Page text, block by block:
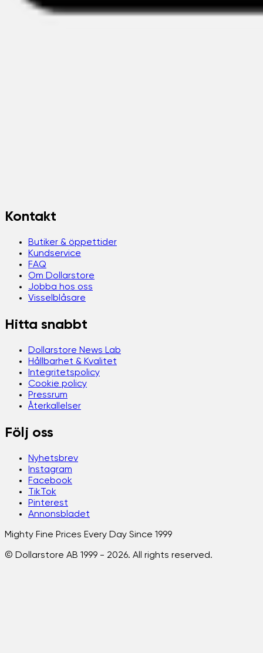
Kontakt
Butiker & öppettider
Kundservice
FAQ
Om Dollarstore
Jobba hos oss
Visselblåsare
Hitta snabbt
Dollarstore News Lab
Hållbarhet & Kvalitet
Integritetspolicy
Cookie policy
Pressrum
Återkallelser
Följ oss
Nyhetsbrev
Instagram
Facebook
TikTok
Pinterest
Annonsbladet
Mighty Fine Prices Every Day Since 1999
© Dollarstore AB 1999 - 2026. All rights reserved.